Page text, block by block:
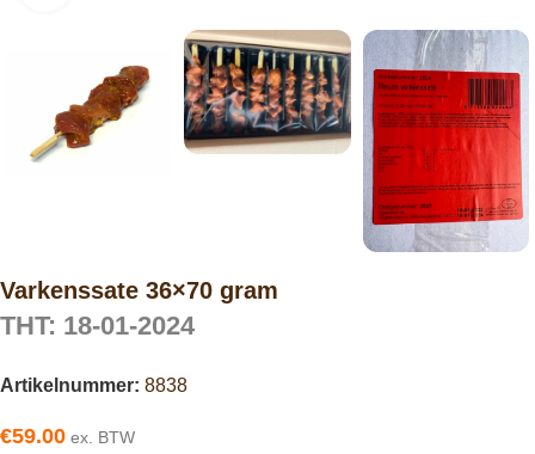
Varkenssate 36×70 gram
THT: 18-01-2024
Artikelnummer: 8838
€59.00 ex. BTW